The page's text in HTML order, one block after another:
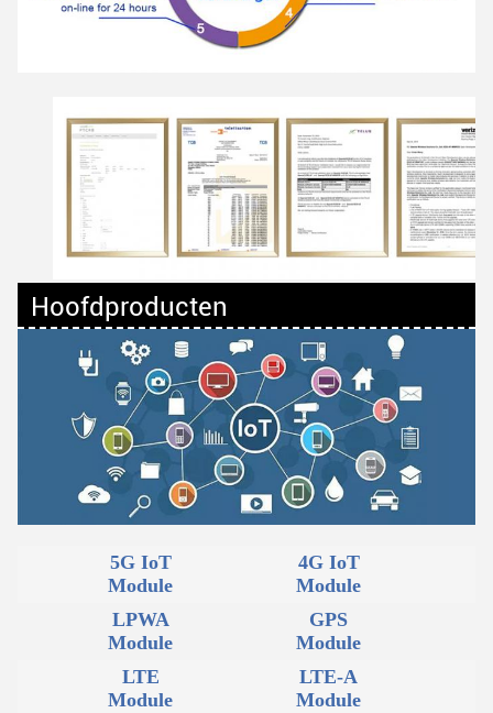
Hoofdproducten
5G IoT
Module
4G IoT
Module
LPWA
Module
GPS
Module
LTE
Module
LTE-A
Module